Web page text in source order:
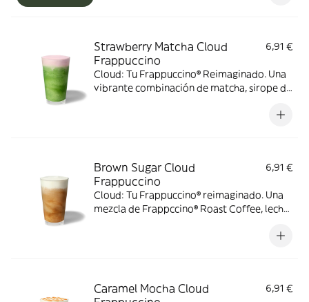
Strawberry Matcha Cloud
Frappuccino
6,91 €
Cloud: Tu Frappuccino® Reimaginado. Una
vibrante combinación de matcha, sirope de
Brown Sugar Cloud
Frappuccino
6,91 €
Cloud: Tu Frappuccino® reimaginado. Una
mezcla de Frappccino® Roast Coffee, leche
Caramel Mocha Cloud
6,91 €